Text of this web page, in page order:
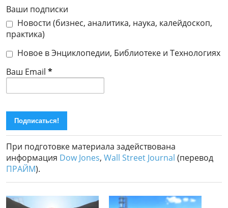
Ваши подписки
Новости (бизнес, аналитика, наука, калейдоскоп,
практика)
Новое в Энциклопедии, Библиотеке и Технологиях
Ваш Email *
При подготовке материала задействована
информация Dow Jones, Wall Street Journal (перевод
ПРАЙМ).